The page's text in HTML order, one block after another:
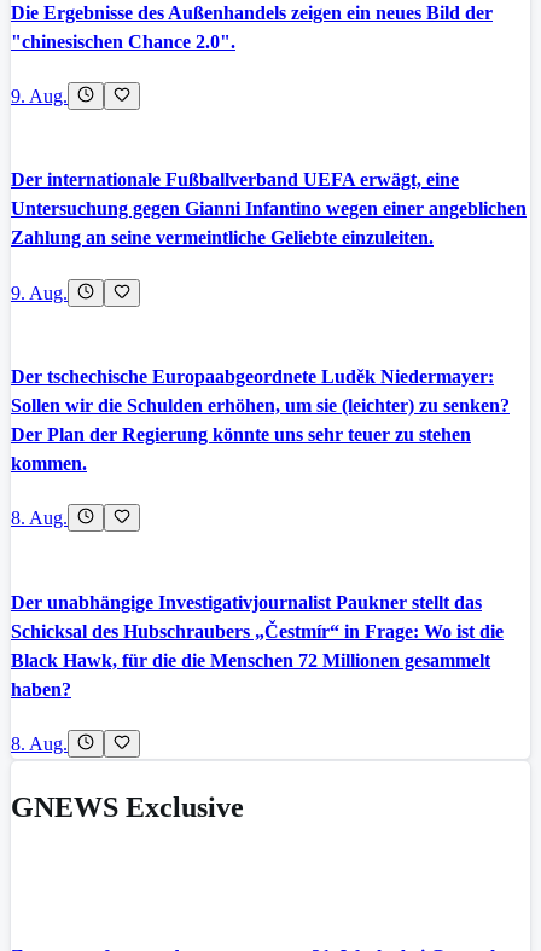
Die Ergebnisse des Außenhandels zeigen ein neues Bild der
"chinesischen Chance 2.0".
9. Aug.
Der internationale Fußballverband UEFA erwägt, eine
Untersuchung gegen Gianni Infantino wegen einer angeblichen
Zahlung an seine vermeintliche Geliebte einzuleiten.
9. Aug.
Der tschechische Europaabgeordnete Luděk Niedermayer:
Sollen wir die Schulden erhöhen, um sie (leichter) zu senken?
Der Plan der Regierung könnte uns sehr teuer zu stehen
kommen.
8. Aug.
Der unabhängige Investigativjournalist Paukner stellt das
Schicksal des Hubschraubers „Čestmír“ in Frage: Wo ist die
Black Hawk, für die die Menschen 72 Millionen gesammelt
haben?
8. Aug.
GNEWS Exclusive